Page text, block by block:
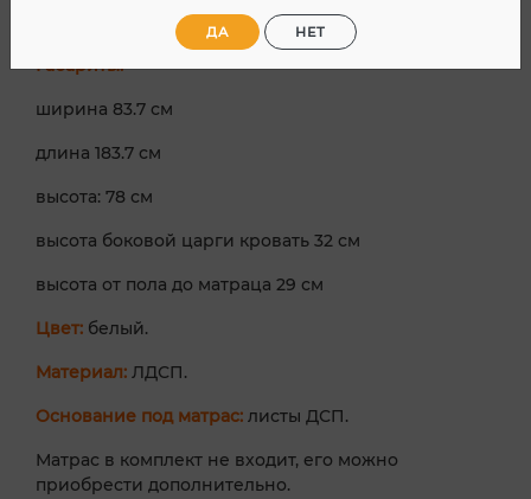
спального места 80х180 см.
Габариты:
ширина 83.7 см
длина 183.7 см
высота: 78 см
высота боковой царги кровать 32 см
высота от пола до матраца 29 см
Цвет: белый.
Материал: ЛДСП.
Основание под матрас: листы ДСП.
Матрас в комплект не входит, его можно
приобрести дополнительно.
ДА НЕТ